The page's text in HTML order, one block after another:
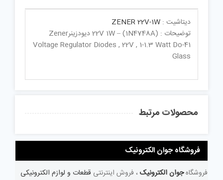
دیتاشیت : ZENER 22V-1W
توضیحات : (1N4748A) – 22V 1W دیودزینرZener
Voltage Regulator Diodes , 22V , 1-1.3 Watt Do-41
Glass
محصولات مرتبط
فروشگاه جوان الکترونیک
فروشگاهجوان الکترونیک ، فروش اینترنتی قطعات و لوازم الکترونیکی